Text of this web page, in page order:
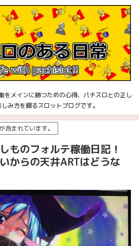
をメインに勝つための心得、パチスロとの正し
み方を綴るスロットブログです。
まれています。
ものフォルテ稼働日記！
からの天井ARTはどうな